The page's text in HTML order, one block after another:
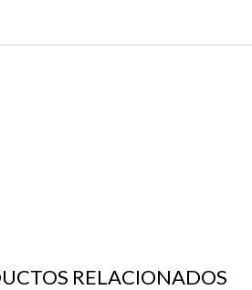
RELACIONADOS